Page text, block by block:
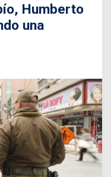
Humberto
una